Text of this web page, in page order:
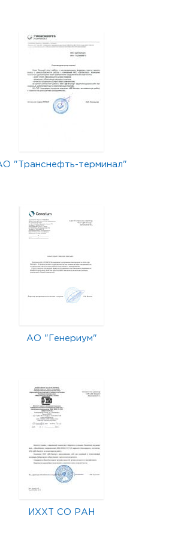
"Транснефть-терминал"
АО "Генериум"
ИХХТ СО РАН